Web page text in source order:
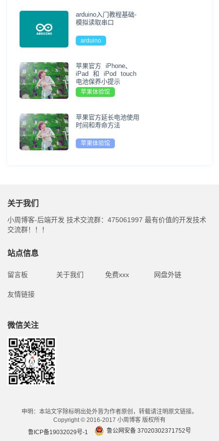
arduino入门教程基础-
模拟读取串口
arduino
苹果官方 iPhone、
iPad 和 iPod touch
电池保养小提示
苹果体验馆
苹果官方延长电池使用
时间和寿命方法
苹果体验馆
关于我们
小周博客-后端开发 技术交流群：475061997 最有价值的开发技术
交流群！！！
站点信息
留言板 关于我们 免费xxx 网盘外链
友情链接
微信关注
申明：本站文字除标明出处外皆为作者原创，转载请注明原文链接。
Copyright © 2016-2017 小周博客 版权所有
鲁ICP备19032029号-1
鲁公网安备 37020302371752号